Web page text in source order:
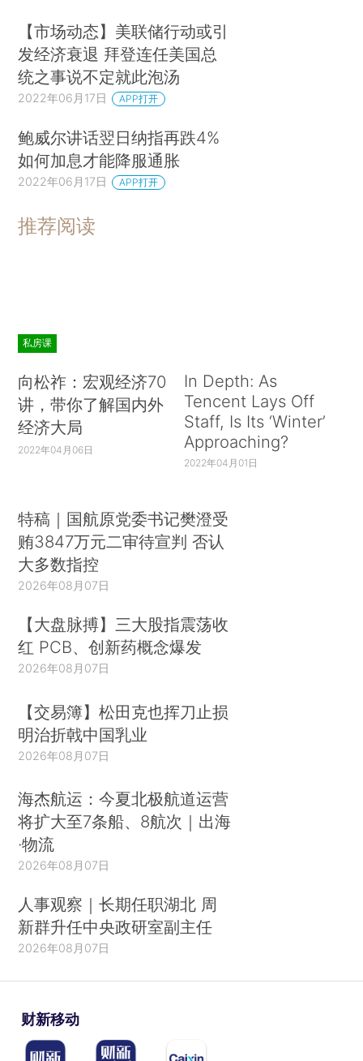
【市场动态】美联储行动或引
发经济衰退 拜登连任美国总
统之事说不定就此泡汤
2022年06月17日 APP打开
鲍威尔讲话翌日纳指再跌4%
如何加息才能降服通胀
2022年06月17日 APP打开
推荐阅读
私房课
向松祚：宏观经济70
讲，带你了解国内外
经济大局
2022年04月06日
In Depth: As
Tencent Lays Off
Staff, Is Its ‘Winter’
Approaching?
2022年04月01日
特稿｜国航原党委书记樊澄受
贿3847万元二审待宣判 否认
大多数指控
2026年08月07日
【大盘脉搏】三大股指震荡收
红 PCB、创新药概念爆发
2026年08月07日
【交易簿】松田克也挥刀止损
明治折戟中国乳业
2026年08月07日
海杰航运：今夏北极航道运营
将扩大至7条船、8航次｜出海
·物流
2026年08月07日
人事观察｜长期任职湖北 周
新群升任中央政研室副主任
2026年08月07日
财新移动